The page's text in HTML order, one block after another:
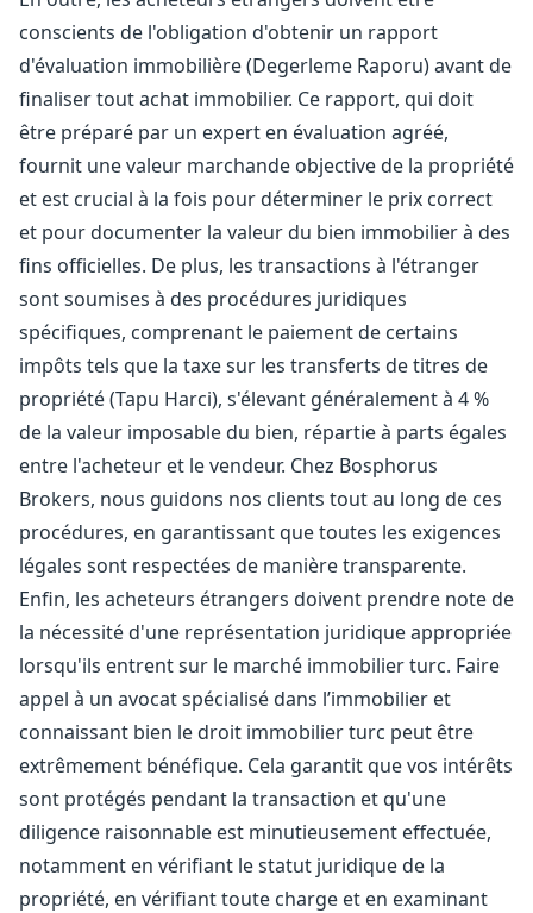
conscients de l'obligation d'obtenir un rapport
d'évaluation immobilière (Degerleme Raporu) avant de
finaliser tout achat immobilier. Ce rapport, qui doit
être préparé par un expert en évaluation agréé,
fournit une valeur marchande objective de la propriété
et est crucial à la fois pour déterminer le prix correct
et pour documenter la valeur du bien immobilier à des
fins officielles. De plus, les transactions à l'étranger
sont soumises à des procédures juridiques
spécifiques, comprenant le paiement de certains
impôts tels que la taxe sur les transferts de titres de
propriété (Tapu Harci), s'élevant généralement à 4 %
de la valeur imposable du bien, répartie à parts égales
entre l'acheteur et le vendeur. Chez Bosphorus
Brokers, nous guidons nos clients tout au long de ces
procédures, en garantissant que toutes les exigences
légales sont respectées de manière transparente.
Enfin, les acheteurs étrangers doivent prendre note de
la nécessité d'une représentation juridique appropriée
lorsqu'ils entrent sur le marché immobilier turc. Faire
appel à un avocat spécialisé dans l’immobilier et
connaissant bien le droit immobilier turc peut être
extrêmement bénéfique. Cela garantit que vos intérêts
sont protégés pendant la transaction et qu'une
diligence raisonnable est minutieusement effectuée,
notamment en vérifiant le statut juridique de la
propriété, en vérifiant toute charge et en examinant